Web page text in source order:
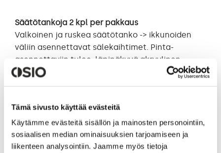
Tämä sivusto käyttää evästeitä
Käytämme evästeitä sisällön ja mainosten personointiin,
sosiaalisen median ominaisuuksien tarjoamiseen ja
liikenteen analysointiin. Jaamme myös tietoja
Säätötankoja 2 kpl per pakkaus
Valkoinen ja ruskea säätötanko -> ikkunoiden
väliin asennettavat sälekaihtimet. Pinta-
asennettaviin tulee läpinäkyvä akryylinen
säätötanko.
narulukkoa, narukelloa tai säätötangon
pidikettä. Valitse muut pintaosat tarvittaessa
erikseen Varaosat-kohdasta. Säätötangon
ulkonäkö voi vaihdella kuvan säätötangosta